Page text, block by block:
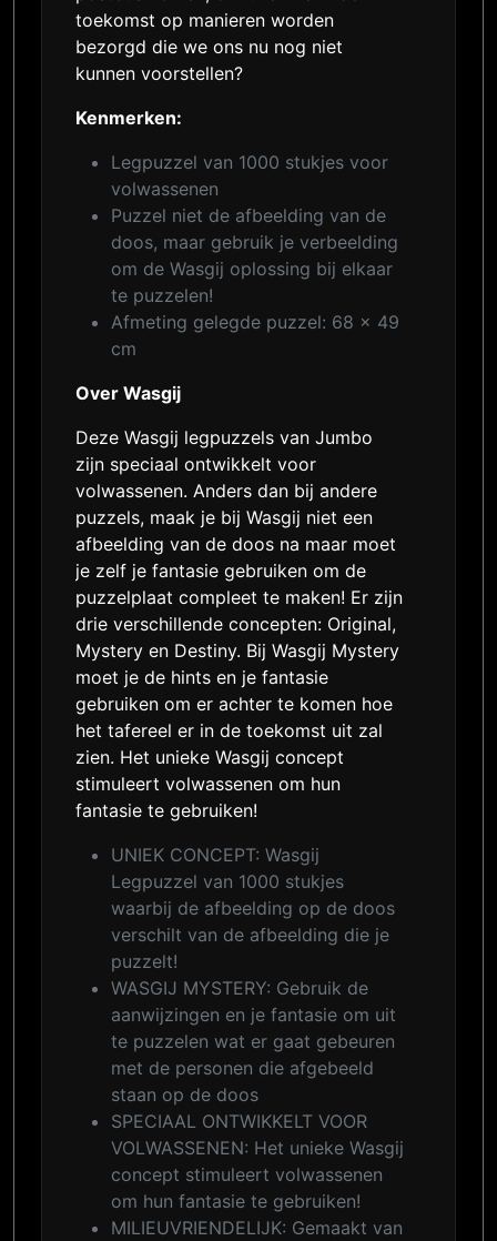
toekomst op manieren worden
bezorgd die we ons nu nog niet
kunnen voorstellen?
Kenmerken:
Legpuzzel van 1000 stukjes voor
volwassenen
Puzzel niet de afbeelding van de
doos, maar gebruik je verbeelding
om de Wasgij oplossing bij elkaar
te puzzelen!
Afmeting gelegde puzzel: 68 x 49
cm
Over Wasgij
Deze Wasgij legpuzzels van Jumbo
zijn speciaal ontwikkelt voor
volwassenen. Anders dan bij andere
puzzels, maak je bij Wasgij niet een
afbeelding van de doos na maar moet
je zelf je fantasie gebruiken om de
puzzelplaat compleet te maken! Er zijn
drie verschillende concepten: Original,
Mystery en Destiny. Bij Wasgij Mystery
moet je de hints en je fantasie
gebruiken om er achter te komen hoe
het tafereel er in de toekomst uit zal
zien. Het unieke Wasgij concept
stimuleert volwassenen om hun
fantasie te gebruiken!
UNIEK CONCEPT: Wasgij
Legpuzzel van 1000 stukjes
waarbij de afbeelding op de doos
verschilt van de afbeelding die je
puzzelt!
WASGIJ MYSTERY: Gebruik de
aanwijzingen en je fantasie om uit
te puzzelen wat er gaat gebeuren
met de personen die afgebeeld
staan op de doos
SPECIAAL ONTWIKKELT VOOR
VOLWASSENEN: Het unieke Wasgij
concept stimuleert volwassenen
om hun fantasie te gebruiken!
MILIEUVRIENDELIJK: Gemaakt van